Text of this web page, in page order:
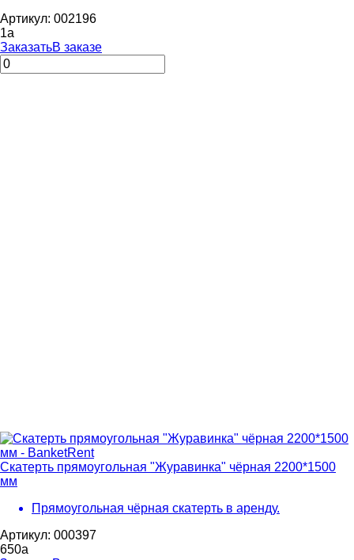
Артикул: 002196
1a
ЗаказатьВ заказе
Скатерть прямоугольная "Журавинка" чёрная 2200*1500
мм
Прямоугольная чёрная скатерть в аренду.
Артикул: 000397
650a